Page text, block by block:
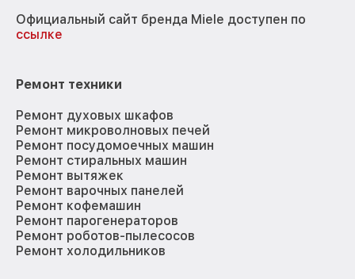
Официальный сайт бренда Miele доступен по
ссылке
Ремонт техники
Ремонт духовых шкафов
Ремонт микроволновых печей
Ремонт посудомоечных машин
Ремонт стиральных машин
Ремонт вытяжек
Ремонт варочных панелей
Ремонт кофемашин
Ремонт парогенераторов
Ремонт роботов-пылесосов
Ремонт холодильников